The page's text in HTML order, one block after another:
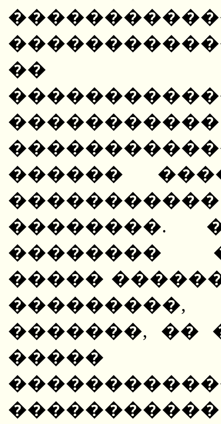
��
������
��������.
��������
�����
�������, ��
�����